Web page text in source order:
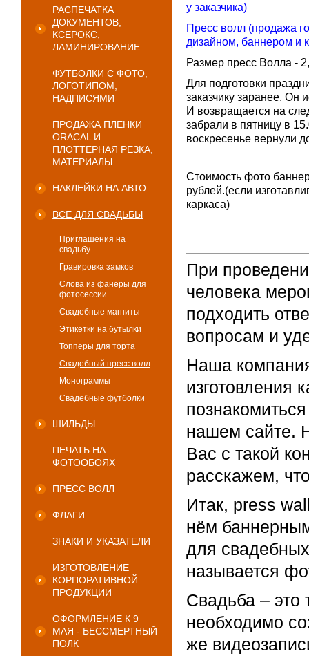
РАСПЕЧАТКА
ДОКУМЕНТОВ,
КСЕРОКС,
ЛАМИНИРОВАНИЕ
ФУТБОЛКИ С ФОТО,
ЛОГОТИПОМ,
НАДПИСЯМИ
ПРОДАЖА ПЛЕНКИ
ORACAL И
ПЛОТТЕРНАЯ РЕЗКА,
МАТЕРИАЛЫ
НАКЛЕЙКИ НА АВТО
ВСЕ ДЛЯ СВАДЬБЫ
Приглашения на
свадьбу
Гравировка замков
Слова из фанеры для
фотосессии
Свадебные магниты
Этикетки на бутылки
Топперы для торта
Свадебный пресс волл
Монограммы
Свадебные футболки
ШИЛЬДЫ
ПЕЧАТЬ НА
ФОТООБОЯХ
ПРЕСС ВОЛЛ
ФЛАГИ
ЗНАКИ И УКАЗАТЕЛИ
ИЗГОТОВЛЕНИЕ
КОРПОРАТИВНОЙ
ПРОДУКЦИИ
ОФОРМЛЕНИЕ К 9
МАЯ - БЕССМЕРТНЫЙ
ПОЛК
у заказчика)
Пресс волл (продажа
дизайном, баннером и
Размер пресс Волла -
Для подготовки
заказчику заранее. Он
И возвращается на
забрали в пятницу в
воскресенье вернули
Стоимость фото
рублей.(если
каркаса)
При
человека
подходить
вопросам и
Наша
изготовления
нашем сайте.
Вас с такой
расскажем,
Итак, press
нём
для
называется
Свадьба – это
необходимо
же